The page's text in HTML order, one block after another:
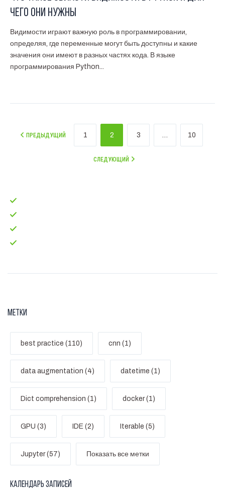
чего они нужны
Видимости играют важную роль в программировании,
определяя, где переменные могут быть доступны и какие
значения они имеют в разных частях кода. В языке
программирования Python...
ПРЕДЫДУЩИЙ 1 2 3 10
СЛЕДУЮЩИЙ
Метки
best practice (110) cnn (1)
data augmentation (4) datetime (1)
Dict comprehension (1) docker (1)
GPU (3) IDE (2) Iterable (5)
Jupyter (57) Показать все метки
Календарь записей